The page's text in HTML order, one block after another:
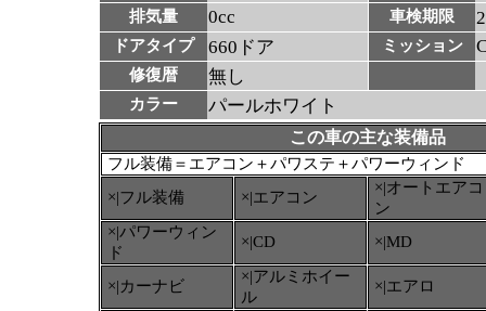
排気量 0cc 車検期限
ドアタイプ 660ドア ミッション
修復暦 無し
カラー パールホワイト
この車の主な装備品
フル装備＝エアコン＋パワステ＋パワーウィンド
×|フル装備
×|エアコン
×|オートエアコ
ン
×|パワーウィン
ド
×|CD ×|MD
×|カーナビ
×|アルミホイー
ル
×|エアロ